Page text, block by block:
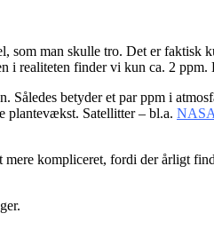
man skulle tro. Det er
realiteten finder vi kun ca. 2 ppm.
Således betyder et par ppm i
plantevækst. Satellitter – bl.a. NASA
mere kompliceret, fordi der årligt